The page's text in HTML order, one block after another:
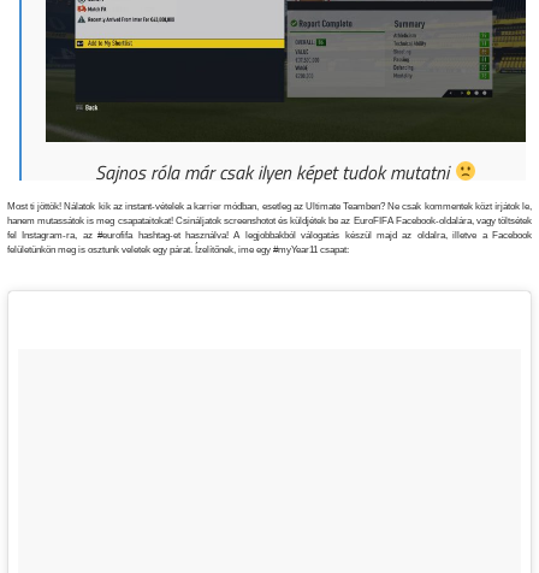
Sajnos róla már csak ilyen képet tudok mutatni
Most ti jöttök! Nálatok kik az instant-vételek a karrier módban, esetleg az Ultimate Teamben? Ne csak kommentek közt írjátok le,
hanem mutassátok is meg csapataitokat! Csináljatok screenshotot és küldjétek be az EuroFIFA Facebook-oldalára, vagy töltsétek
fel Instagram-ra, az #eurofifa hashtag-et használva! A legjobbakból válogatás készül majd az oldalra, illetve a Facebook
felületünkön meg is osztunk veletek egy párat. Ízelítőnek, ime egy #myYear11 csapat: